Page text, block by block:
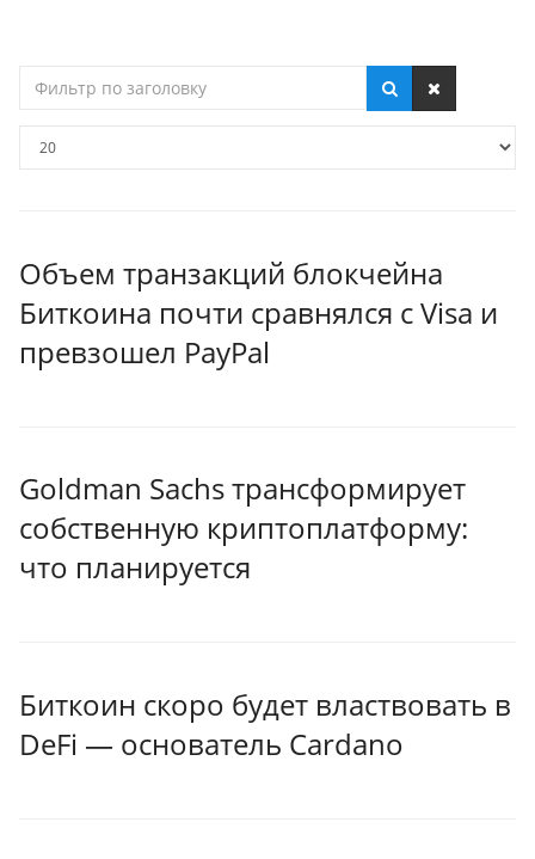
по
Объем транзакций блокчейна
Биткоина почти сравнялся с Visa и
превзошел PayPal
Goldman Sachs трансформирует
собственную криптоплатформу:
что планируется
Биткоин скоро будет властвовать в
DeFi — основатель Cardano